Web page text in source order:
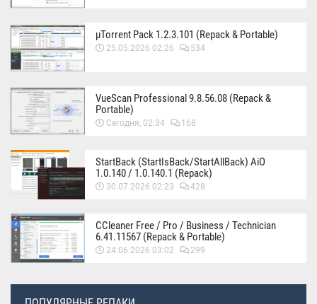
µTorrent Pack 1.2.3.101 (Repack & Portable)
25.05.2026 02:26 534
VueScan Professional 9.8.56.08 (Repack &
Portable)
Сегодня, 02:34 168
StartBack (StartIsBack/StartAllBack) AiO
1.0.140 / 1.0.140.1 (Repack)
30.07.2026 02:23 428
CCleaner Free / Pro / Business / Technician
6.41.11567 (Repack & Portable)
24.06.2026 03:02 299